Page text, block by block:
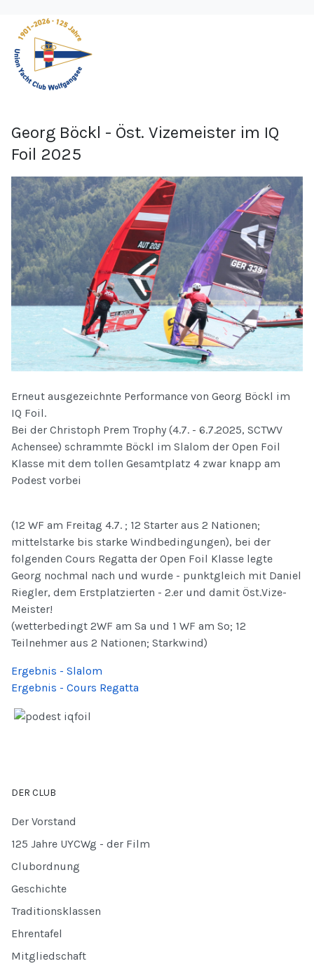
Georg Böckl - Öst. Vizemeister im IQ
Foil 2025
Erneut ausgezeichnte Performance von Georg Böckl im
IQ Foil.
Bei der Christoph Prem Trophy (4.7. - 6.7.2025, SCTWV
Achensee) schrammte Böckl im Slalom der Open Foil
Klasse mit dem tollen Gesamtplatz 4 zwar knapp am
Podest vorbei
(12 WF am Freitag 4.7. ; 12 Starter aus 2 Nationen;
mittelstarke bis starke Windbedingungen), bei der
folgenden Cours Regatta der Open Foil Klasse legte
Georg nochmal nach und wurde - punktgleich mit Daniel
Riegler, dem Erstplatzierten - 2.er und damit Öst.Vize-
Meister!
(wetterbedingt 2WF am Sa und 1 WF am So; 12
Teilnehmer aus 2 Nationen; Starkwind)
Ergebnis - Slalom
Ergebnis - Cours Regatta
DER CLUB
Der Vorstand
125 Jahre UYCWg - der Film
Clubordnung
Geschichte
Traditionsklassen
Ehrentafel
Mitgliedschaft